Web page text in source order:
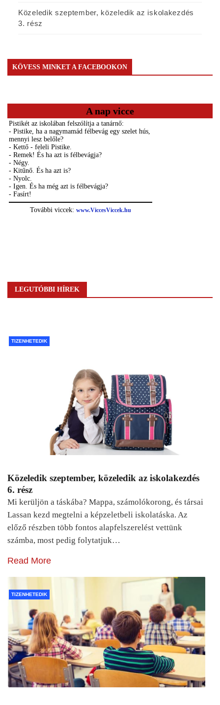
Közeledik szeptember, közeledik az iskolakezdés
3. rész
KÖVESS MINKET A FACEBOOKON
A nap vicce
LEGUTÓBBI HÍREK
TIZENHETEDIK
Közeledik szeptember, közeledik az iskolakezdés
6. rész
Mi kerüljön a táskába? Mappa, számolókorong, és társai
Lassan kezd megtelni a képzeletbeli iskolatáska. Az
előző részben több fontos alapfelszerelést vettünk
számba, most pedig folytatjuk…
Read More
TIZENHETEDIK